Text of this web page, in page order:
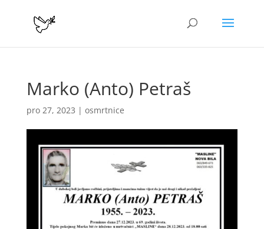
Marko (Anto) Petraš
pro 27, 2023 | osmrtnice